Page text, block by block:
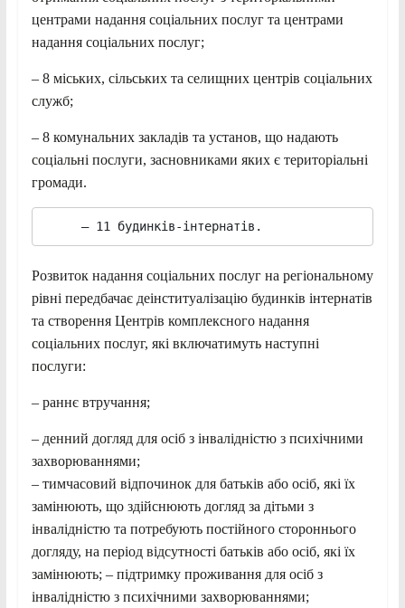
центрами надання соціальних послуг та центрами
надання соціальних послуг;
– 8 міських, сільських та селищних центрів соціальних
служб;
– 8 комунальних закладів та установ, що надають
соціальні послуги, засновниками яких є територіальні
громади.
     – 11 будинків-інтернатів.
Розвиток надання соціальних послуг на регіональному
рівні передбачає деінституалізацію будинків інтернатів
та створення Центрів комплексного надання
соціальних послуг, які включатимуть наступні
послуги:
– раннє втручання;
– денний догляд для осіб з інвалідністю з психічними
захворюваннями;
– тимчасовий відпочинок для батьків або осіб, які їх
замінюють, що здійснюють догляд за дітьми з
інвалідністю та потребують постійного стороннього
догляду, на період відсутності батьків або осіб, які їх
замінюють; – підтримку проживання для осіб з
інвалідністю з психічними захворюваннями;